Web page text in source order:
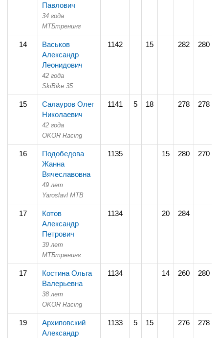
Павлович
34 года
МТБтренинг
14
Васьков
Александр
Леонидович
42 года
SkiBike 35
1142 15 282 280
15
Салауров Олег
Николаевич
42 года
OKOR Racing
1141 5 18 278 278
16
Подобедова
Жанна
Вячеславовна
49 лет
Yaroslavl MTB
1135 15 280 270
17
Котов
Александр
Петрович
39 лет
МТБтренинг
1134 20 284
17
Костина Ольга
Валерьевна
38 лет
OKOR Racing
1134 14 260 280
19
Архиповский
Александр
1133 5 15 276 278